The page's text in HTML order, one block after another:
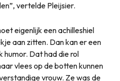
vertelde Pleijsier.
eigenlijk een achilleshiel
aan zitten. Dan kan er een
humor. Dat had die rol
vlees op de botten kunnen
vrouw. Ze was de